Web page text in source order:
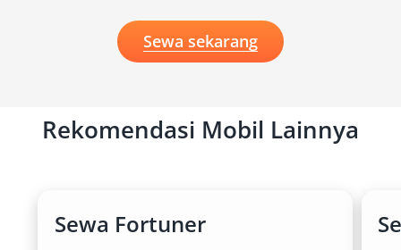
Sewa sekarang
Rekomendasi Mobil Lainnya
Sewa Fortuner